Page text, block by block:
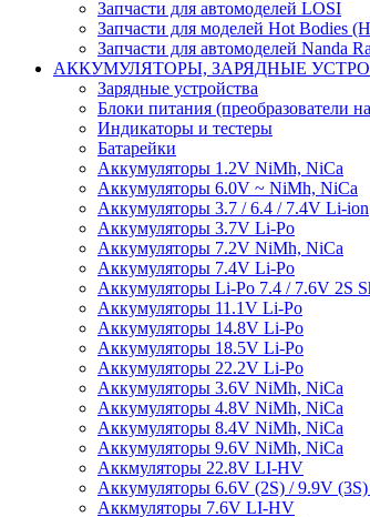
Запчасти для автомоделей LOSI
Запчасти для моделей Hot Bodies
Запчасти для автомоделей Nanda
АККУМУЛЯТОРЫ, ЗАРЯДНЫЕ
Зарядные устройства
Блоки питания (преобразователи
Индикаторы и тестеры
Батарейки
Аккумуляторы 1.2V NiMh, NiCa
Аккумуляторы 6.0V ~ NiMh, NiCa
Аккумуляторы 3.7 / 6.4 / 7.4V Li-ion
Аккумуляторы 3.7V Li-Po
Аккумуляторы 7.2V NiMh, NiCa
Аккумуляторы 7.4V Li-Po
Аккумуляторы Li-Po 7.4 / 7.6V 2S
Аккумуляторы 11.1V Li-Po
Аккумуляторы 14.8V Li-Po
Аккумуляторы 18.5V Li-Po
Аккумуляторы 22.2V Li-Po
Аккумуляторы 3.6V NiMh, NiCa
Аккумуляторы 4.8V NiMh, NiCa
Аккумуляторы 8.4V NiMh, NiCa
Аккумуляторы 9.6V NiMh, NiCa
Аккмуляторы 22.8V LI-HV
Аккумуляторы 6.6V (2S) / 9.9V
Аккмуляторы 7.6V LI-HV